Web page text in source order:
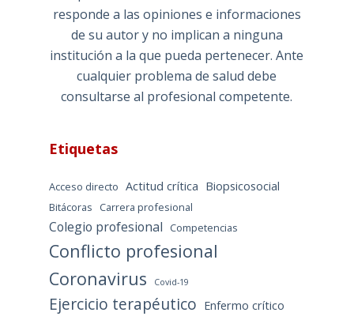
responde a las opiniones e informaciones
de su autor y no implican a ninguna
institución a la que pueda pertenecer. Ante
cualquier problema de salud debe
consultarse al profesional competente.
Etiquetas
Acceso directo Actitud crítica Biopsicosocial
Bitácoras Carrera profesional
Colegio profesional Competencias
Conflicto profesional
Coronavirus
Covid-19
Ejercicio terapéutico Enfermo crítico